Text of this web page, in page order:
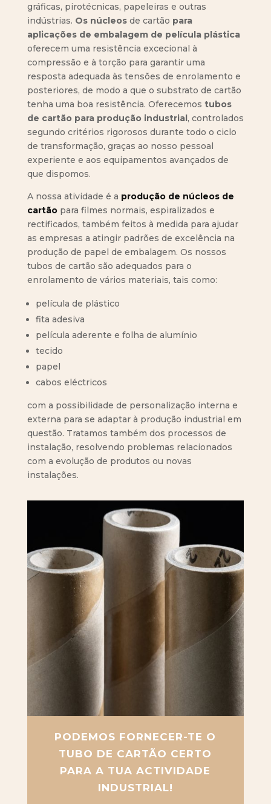
gráficas, pirotécnicas, papeleiras e outras
indústrias. Os núcleosde cartão para
aplicações de embalagem de película plástica
oferecem uma resistência excecional à
compressão e à torção para garantir uma
resposta adequada às tensões de enrolamento e
posteriores, de modo a que o substrato de cartão
tenha uma boa resistência. Oferecemos tubos
de cartão para produção industrial, controlados
segundo critérios rigorosos durante todo o ciclo
de transformação, graças ao nosso pessoal
experiente e aos equipamentos avançados de
que dispomos.
A nossa atividade é a produção de núcleos de
cartãopara filmes normais, espiralizados e
rectificados, também feitos à medida para ajudar
as empresas a atingir padrões de excelência na
produção de papel de embalagem. Os nossos
tubos de cartão são adequados para o
enrolamento de vários materiais, tais como:
película de plástico
fita adesiva
película aderente e folha de alumínio
tecido
papel
cabos eléctricos
com a possibilidade de personalização interna e
externa para se adaptar à produção industrial em
questão. Tratamos também dos processos de
instalação, resolvendo problemas relacionados
com a evolução de produtos ou novas
instalações.
PODEMOS FORNECER-TE O
TUBO DE CARTÃO CERTO
PARA A TUA ACTIVIDADE
INDUSTRIAL!